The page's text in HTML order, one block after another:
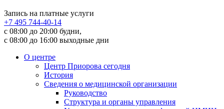
Запись на платные услуги
+7 495 744-40-14
с 08:00 до 20:00 будни,
с 08:00 до 16:00 выходные дни
О центре
Центр Приорова сегодня
История
Сведения о медицинской организации
Руководство
Структура и органы управления